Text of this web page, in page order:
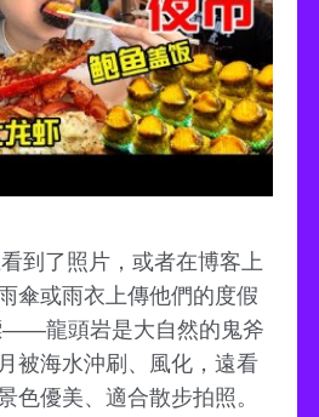
到了照片，或者在博客上
傘或雨衣上傳他們的度假
——龍頭岩是大自然的鬼斧
被海水沖刷、風化，遠看
色優美、適合散步拍照。